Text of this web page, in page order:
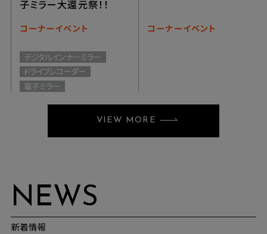
子ミラー大還元祭！！
コーナーイベント
デジタルインナーミラー
ドライブレコーダー
電子ミラー
コーナーイベント
VIEW MORE
NEWS
新着情報